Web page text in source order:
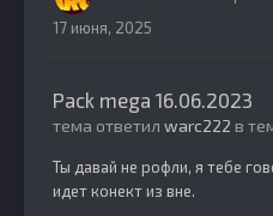
17 июня, 2025
Pack mega 16.06.2023
тема ответил warc222 в
Ты давай не рофли, я тебе
идет конект из вне.